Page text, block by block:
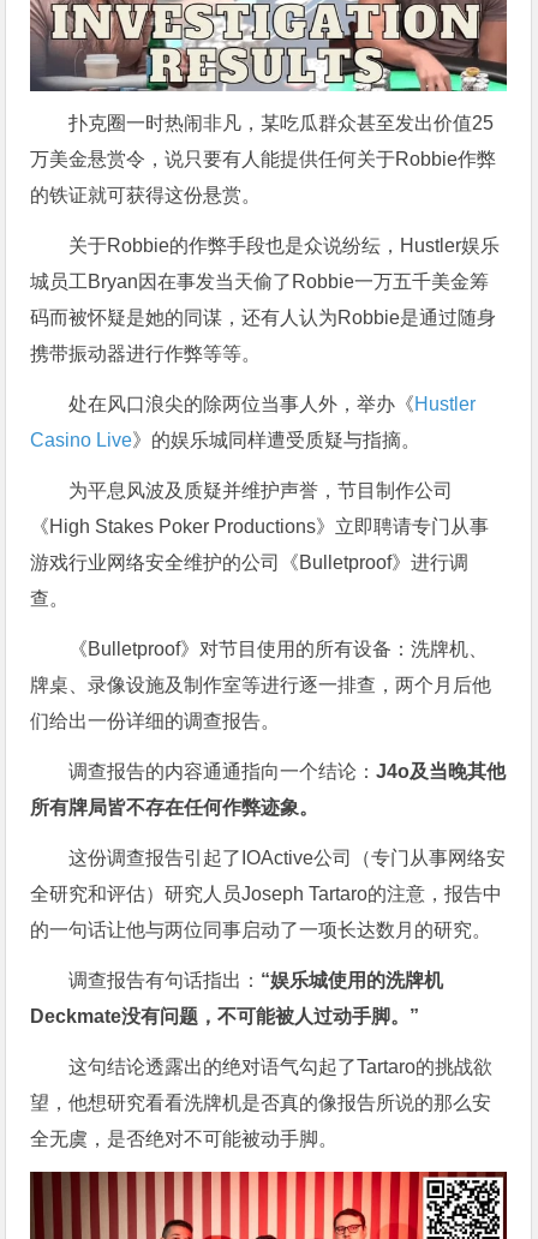
扑克圈一时热闹非凡，某吃瓜群众甚至发出价值25
万美金悬赏令，说只要有人能提供任何关于Robbie作弊
的铁证就可获得这份悬赏。
关于Robbie的作弊手段也是众说纷纭，Hustler娱乐
城员工Bryan因在事发当天偷了Robbie一万五千美金筹
码而被怀疑是她的同谋，还有人认为Robbie是通过随身
携带振动器进行作弊等等。
处在风口浪尖的除两位当事人外，举办《Hustler
Casino Live》的娱乐城同样遭受质疑与指摘。
为平息风波及质疑并维护声誉，节目制作公司
《High Stakes Poker Productions》立即聘请专门从事
游戏行业网络安全维护的公司《Bulletproof》进行调
查。
《Bulletproof》对节目使用的所有设备：洗牌机、
牌桌、录像设施及制作室等进行逐一排查，两个月后他
们给出一份详细的调查报告。
调查报告的内容通通指向一个结论：J4o及当晚其他
所有牌局皆不存在任何作弊迹象。
这份调查报告引起了IOActive公司（专门从事网络安
全研究和评估）研究人员Joseph Tartaro的注意，报告中
的一句话让他与两位同事启动了一项长达数月的研究。
调查报告有句话指出： “娱乐城使用的洗牌机
Deckmate没有问题，不可能被人过动手脚。”
这句结论透露出的绝对语气勾起了Tartaro的挑战欲
望，他想研究看看洗牌机是否真的像报告所说的那么安
全无虞，是否绝对不可能被动手脚。